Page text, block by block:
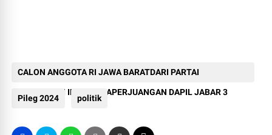
CALON ANGGOTA RI JAWA BARATDARI PARTAI
DEMOKRASI INDONESIAPERJUANGAN DAPIL JABAR 3
Pileg 2024 politik